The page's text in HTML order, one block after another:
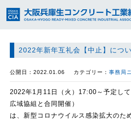
2022年新年互礼会【中止】につ
公開日：2022.01.06 カテゴリー：事務局
2022年1月11日（火）17:00～予定し
広域協組と合同開催）
は、新型コロナウイルス感染拡大のた